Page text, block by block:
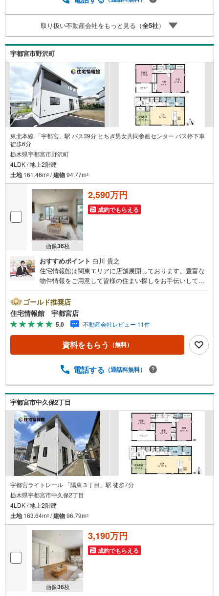
取り扱い不動産会社をもっと見る（全5社）
宇都宮市野沢町
東北本線 「宇都宮」駅 バス39分 とちぎ男女共同参画センター バス停下車
徒歩6分
栃木県宇都宮市野沢町
4LDK / 地上2階建
土地161.46m2 /建物94.77m2
画像36枚
2,590万円
成約でもらえる
おすすめポイント 白川 貴之
住宅情報館は関東エリアに店舗展開しております。豊富な
物件情報をご用意して皆様の住まい探しをお手伝いしてお
さい。住宅ローン相談会も同時開催中無理のない住宅ロー
ンの試算やご購入の際にかかる諸費用の概算も行っており
ます。しっかりとした資金計画のアドバイスをさせて頂き
ますので、お気軽にご相談ください。
ゴールド推奨店
住宅情報館 宇都宮店
5.0 不動産会社レビュー 11件
資料をもらう （無料）
電話する （通話料無料）
宇都宮市中久保2丁目
宇都宮ライトレール 「陽東３丁目」駅 徒歩7分
栃木県宇都宮市中久保2丁目
4LDK / 地上2階建
土地163.64m2 /建物96.79m2
画像36枚
3,190万円
成約でもらえる